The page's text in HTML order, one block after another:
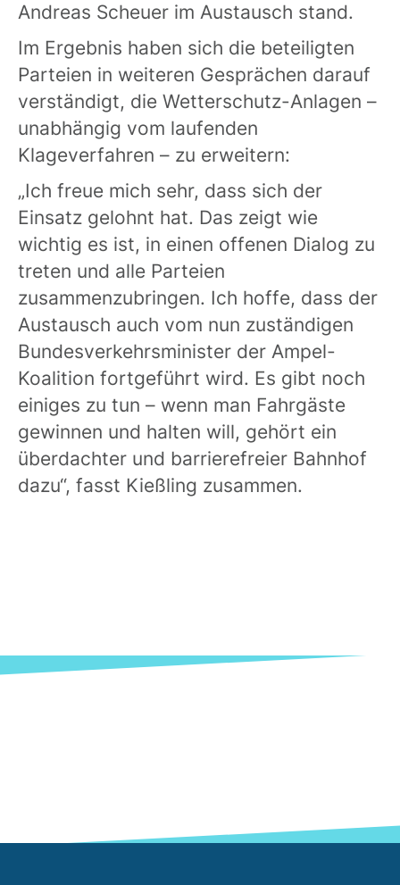
Andreas Scheuer im Austausch stand.
Im Ergebnis haben sich die beteiligten
Parteien in weiteren Gesprächen darauf
verständigt, die Wetterschutz-Anlagen –
unabhängig vom laufenden
Klageverfahren – zu erweitern:
„Ich freue mich sehr, dass sich der
Einsatz gelohnt hat. Das zeigt wie
wichtig es ist, in einen offenen Dialog zu
treten und alle Parteien
zusammenzubringen. Ich hoffe, dass der
Austausch auch vom nun zuständigen
Bundesverkehrsminister der Ampel-
Koalition fortgeführt wird. Es gibt noch
einiges zu tun – wenn man Fahrgäste
gewinnen und halten will, gehört ein
überdachter und barrierefreier Bahnhof
dazu“, fasst Kießling zusammen.